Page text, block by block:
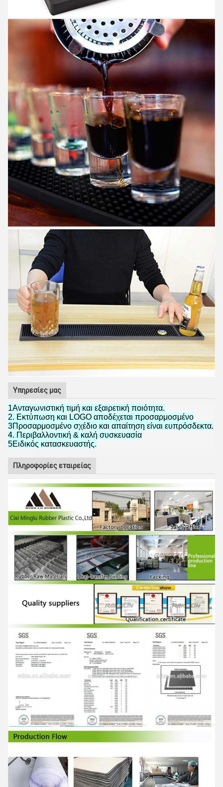
Αφήστε ένα μήνυμα
We bellen je snel terug!
Υπηρεσίες μας
1Ανταγωνιστική τιμή και εξαιρετική ποιότητα.
2. Εκτύπωση και LOGO αποδέχεται προσαρμοσμένο
3Προσαρμοσμένο σχέδιο και απαίτηση είναι ευπρόσδεκτα.
4. Περιβαλλοντική & καλή συσκευασία
5Ειδικός κατασκευαστής.
Πληροφορίες εταιρείας